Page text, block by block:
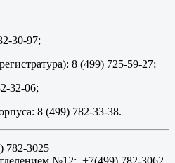
30-97;
8 (499) 725-59-27;
32-06;
8 (499) 782-33-38.
782-3025
№12: +7(499) 782-3062,